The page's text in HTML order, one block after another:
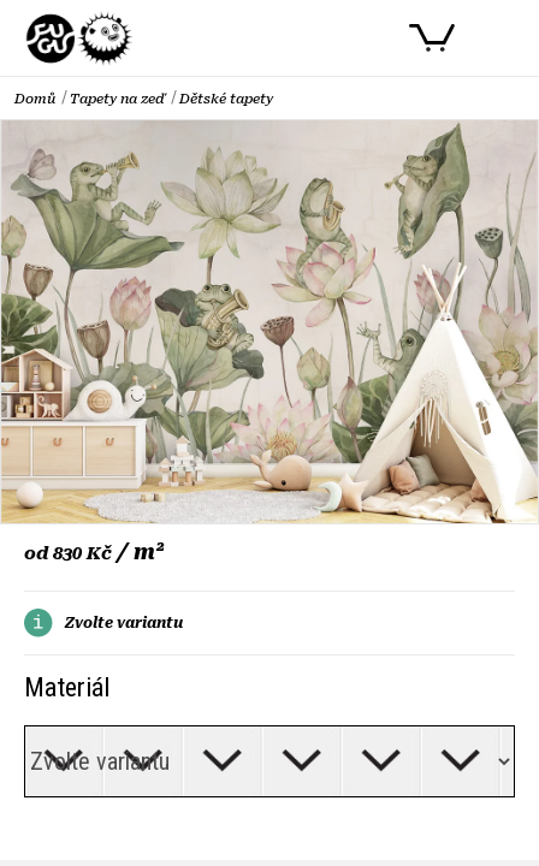
obsah
NÁKUPNÍ
Domů Tapety na zeď Dětské tapety
od830 Kč / m²
Zvolte variantu
Materiál